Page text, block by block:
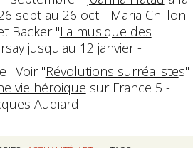
sept au 26 oct - Maria Chillon
Backer "La musique des
jusqu'au 12 janvier -
: Voir "Révolutions surréalistes"
vie héroique sur France 5 -
Audiard -